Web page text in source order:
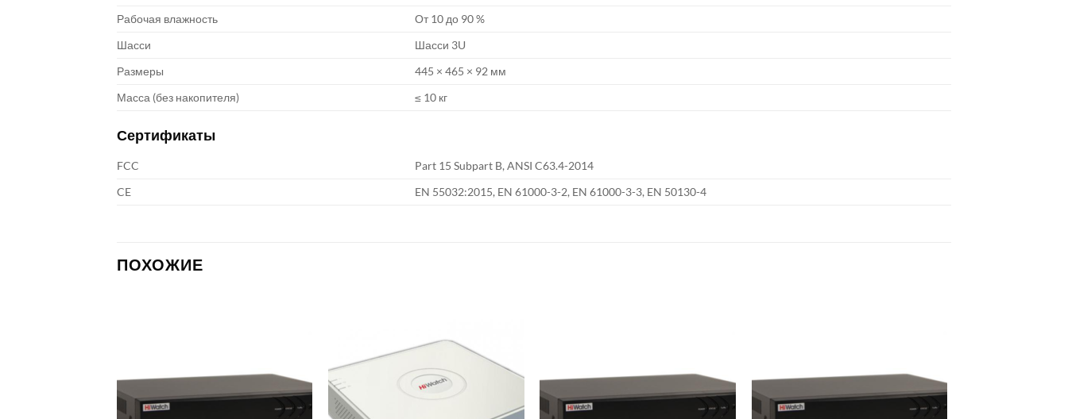
Рабочая влажность
От 10 до 90 %
Шасси
Шасси 3U
Размеры
445 × 465 × 92 мм
Масса (без накопителя)
≤ 10 кг
Сертификаты
FCC
Part 15 Subpart B, ANSI C63.4-2014
CE
EN 55032:2015, EN 61000-3-2, EN 61000-3-3, EN 50130-4
ПОХОЖИЕ